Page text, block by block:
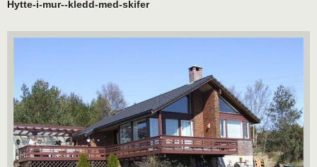
Hytte-i-mur--kledd-med-skifer